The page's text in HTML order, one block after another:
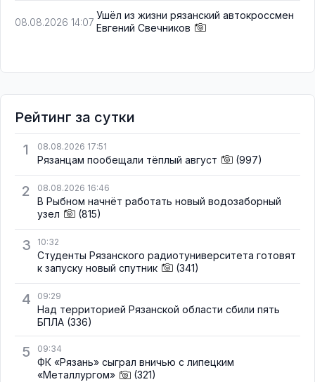
08.08.2026 14:07
Ушёл из жизни рязанский автокроссмен
Евгений Свечников
Рейтинг за сутки
1
08.08.2026 17:51
Рязанцам пообещали тёплый август (997)
2 08.08.2026 16:46
В Рыбном начнёт работать новый водозаборный
узел
(815)
3 10:32
Студенты Рязанского радиотуниверситета готовят
к запуску новый спутник
(341)
4 09:29
Над территорией Рязанской области сбили пять
БПЛА (336)
5 09:34
ФК «Рязань» сыграл вничью с липецким
«Металлургом»
(321)